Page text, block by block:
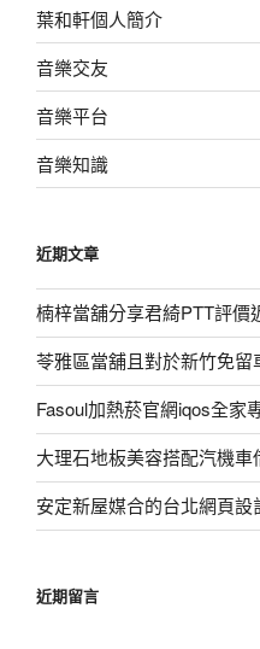
葉和軒個人簡介
音樂交友
音樂平台
音樂知識
近期文章
楠梓當舖分享君綺PTT評價
苓雅區當舖且對於新竹免
Fasoul加熱菸官網iqos全家
大理石地板美容搭配汽機
安定新屋媒合的台北網頁
近期留言